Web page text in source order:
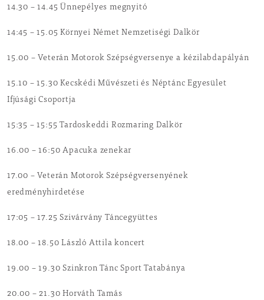
14.30 – 14.45 Ünnepélyes megnyitó
14:45 – 15.05 Környei Német Nemzetiségi Dalkör
15.00 – Veterán Motorok Szépségversenye a kézilabdapályán
15.10 – 15.30 Kecskédi Művészeti és Néptánc Egyesület
Ifjúsági Csoportja
15:35 – 15:55 Tardoskeddi Rozmaring Dalkör
16.00 – 16:50 Apacuka zenekar
17.00 – Veterán Motorok Szépségversenyének
eredményhirdetése
17:05 – 17.25 Szivárvány Táncegyüttes
18.00 – 18.50 László Attila koncert
19.00 – 19.30 Szinkron Tánc Sport Tatabánya
20.00 – 21.30 Horváth Tamás